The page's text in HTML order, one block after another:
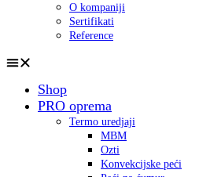
O kompaniji
Sertifikati
Reference
Shop
PRO oprema
Termo uredjaji
MBM
Ozti
Konvekcijske peći